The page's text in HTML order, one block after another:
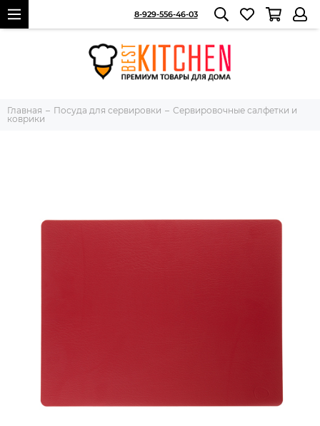
8-929-556-46-03
Главная Посуда для сервировки
Сервировочные салфетки и
коврики